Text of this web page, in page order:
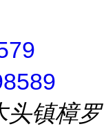
头镇樟罗